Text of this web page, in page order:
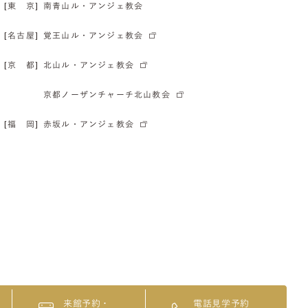
[東 京] 南青山ル・アンジェ教会
[名古屋] 覚王山ル・アンジェ教会
[京 都] 北山ル・アンジェ教会
京都ノーザンチャーチ北山教会
[福 岡] 赤坂ル・アンジェ教会
来館予約・ 電話見学予約